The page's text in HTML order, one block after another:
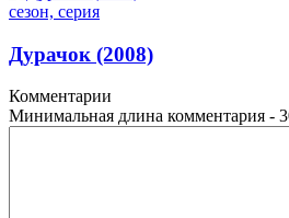
сезон, серия
Дурачок (2008)
Комментарии
Минимальная длина комментария -